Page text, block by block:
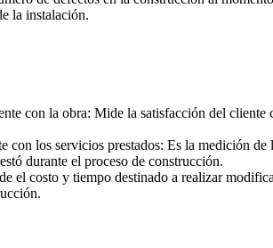
la instalación.
con la obra: Mide la satisfacción del cliente
con los servicios prestados: Es la medición de
durante el proceso de construcción.
el costo y tiempo destinado a realizar